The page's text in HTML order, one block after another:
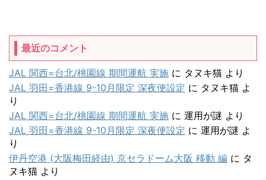
最近のコメント
JAL 関西=台北/桃園線 期間運航 実施 に タヌキ猫 より
JAL 羽田=香港線 9-10月限定 深夜便設定 に タヌキ猫 よ
り
JAL 関西=台北/桃園線 期間運航 実施 に 運用が謎 より
JAL 羽田=香港線 9-10月限定 深夜便設定 に 運用が謎 よ
り
伊丹空港 (大阪梅田経由) 京セラドーム大阪 移動 編 に タ
ヌキ猫 より